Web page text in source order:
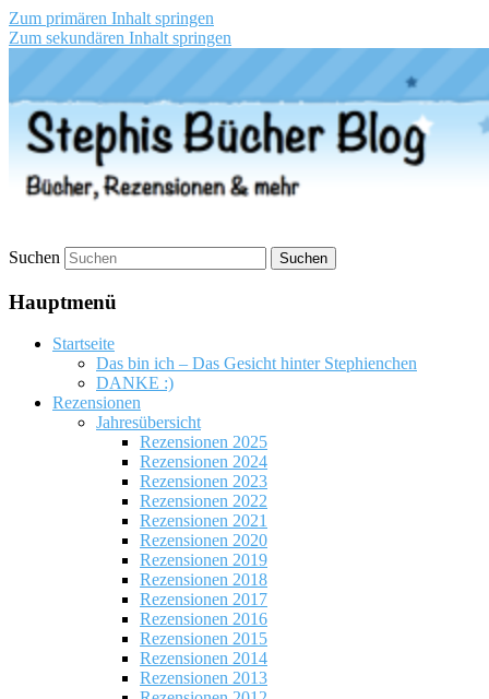
Zum primären Inhalt springen
Zum sekundären Inhalt springen
Stephis Bücher Blog
Suchen
Hauptmenü
Startseite
Das bin ich – Das Gesicht hinter Stephienchen
DANKE :)
Rezensionen
Jahresübersicht
Rezensionen 2025
Rezensionen 2024
Rezensionen 2023
Rezensionen 2022
Rezensionen 2021
Rezensionen 2020
Rezensionen 2019
Rezensionen 2018
Rezensionen 2017
Rezensionen 2016
Rezensionen 2015
Rezensionen 2014
Rezensionen 2013